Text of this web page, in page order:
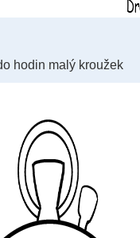
hodin malý kroužek